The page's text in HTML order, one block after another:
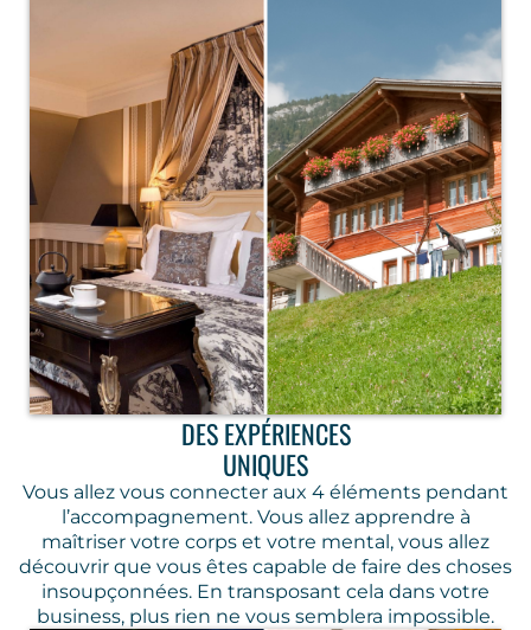
DES EXPÉRIENCES
UNIQUES
Vous allez vous connecter aux 4 éléments pendant
l’accompagnement. Vous allez apprendre à
maîtriser votre corps et votre mental, vous allez
découvrir que vous êtes capable de faire des choses
insoupçonnées. En transposant cela dans votre
business, plus rien ne vous semblera impossible.